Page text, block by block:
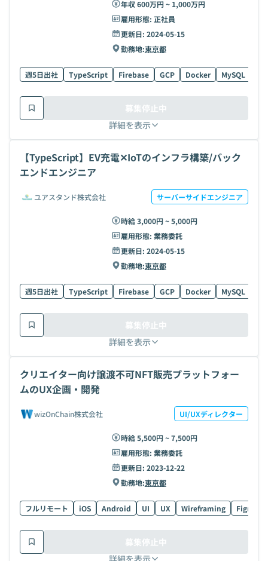
年収 600万円 ~ 1,000万円
雇用形態: 正社員
更新日: 2024-05-15
勤務地:東京都
週5日出社 TypeScript Firebase GCP Docker MySQL
詳細を表示
募集停止中
【TypeScript】EV充電✕IoTのインフラ構築/バック
エンドエンジニア
ユアスタンド株式会社 サーバーサイドエンジニア
時給 3,000円 ~ 5,000円
雇用形態: 業務委託
更新日: 2024-05-15
勤務地:東京都
週5日出社 TypeScript Firebase GCP Docker MySQL
詳細を表示
募集停止中
クリエイター向け譲渡不可NFT販売プラットフォー
ムのUX企画・開発
wizOnChain株式会社 UI/UXディレクター
時給 5,500円 ~ 7,500円
雇用形態: 業務委託
更新日: 2023-12-22
勤務地:東京都
フルリモート iOS Android UI UX Wireframing Figma
詳細を表示
募集停止中